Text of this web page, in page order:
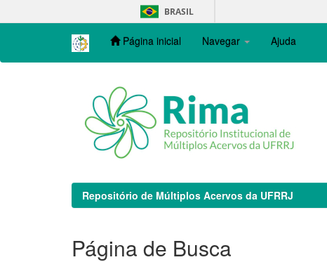
navigation
BRASIL
Página inicial Navegar Ajuda
Repositório de Múltiplos Acervos da UFRRJ
Página de Busca